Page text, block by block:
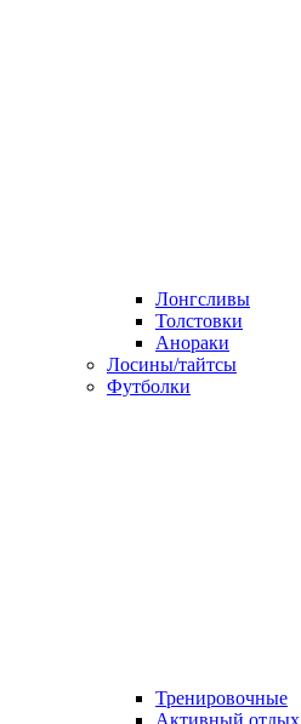
Лонгсливы
Толстовки
Анораки
Лосины/тайтсы
Футболки
Тренировочные
Активный отдых